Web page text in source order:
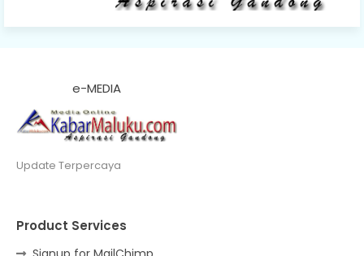
e-MEDIA
Update Terpercaya
Product Services